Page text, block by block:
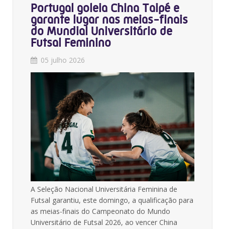
Portugal goleia China Taipé e
garante lugar nas meias-finais
do Mundial Universitário de
Futsal Feminino
05 julho 2026
A Seleção Nacional Universitária Feminina de
Futsal garantiu, este domingo, a qualificação para
as meias-finais do Campeonato do Mundo
Universitário de Futsal 2026, ao vencer China